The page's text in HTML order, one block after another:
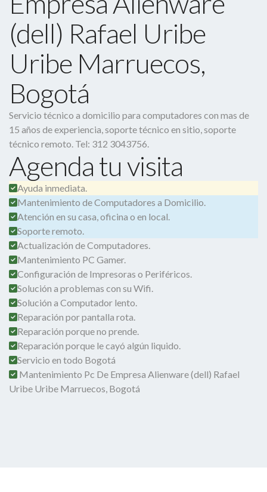
(dell) Rafael Uribe
Uribe Marruecos,
Bogotá
Servicio técnico a domicilio para computadores con mas de
15 años de experiencia, soporte técnico en sitio, soporte
técnico remoto. Tel: 312 3043756.
Agenda tu visita
Ayuda inmediata.
Mantenimiento de Computadores a Domicilio.
Atención en su casa, oficina o en local.
Soporte remoto.
Actualización de Computadores.
Mantenimiento PC Gamer.
Configuración de Impresoras o Periféricos.
Solución a problemas con su Wifi.
Solución a Computador lento.
Reparación por pantalla rota.
Reparación porque no prende.
Reparación porque le cayó algún liquido.
Servicio en todo Bogotá
Mantenimiento Pc De Empresa Alienware (dell) Rafael
Uribe Uribe Marruecos, Bogotá